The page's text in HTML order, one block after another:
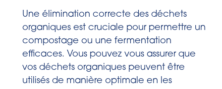
Une élimination correcte des déchets
organiques est cruciale pour permettre un
compostage ou une fermentation
efficaces. Vous pouvez vous assurer que
vos déchets organiques peuvent être
utilisés de manière optimale en les